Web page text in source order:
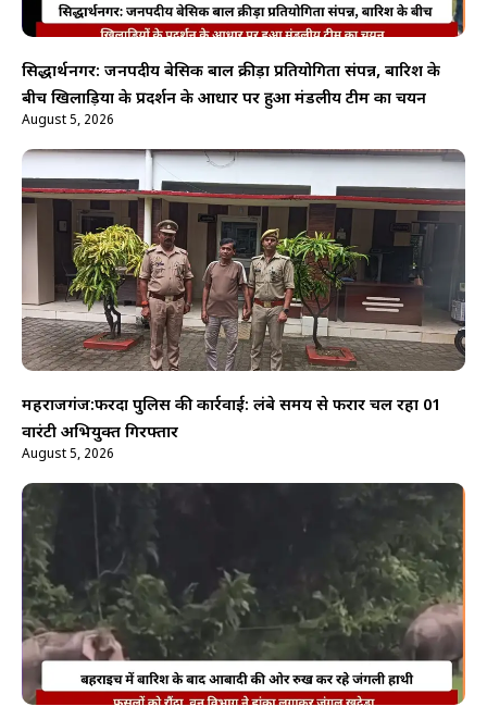
सिद्धार्थनगर: जनपदीय बेसिक बाल क्रीड़ा प्रतियोगिता संपन्न, बारिश के
बीच खिलाड़ियों के प्रदर्शन के आधार पर हुआ मंडलीय टीम का चयन
August 5, 2026
महराजगंज:फरेंदा पुलिस की कार्रवाई: लंबे समय से फरार चल रहा 01
वारंटी अभियुक्त गिरफ्तार
August 5, 2026